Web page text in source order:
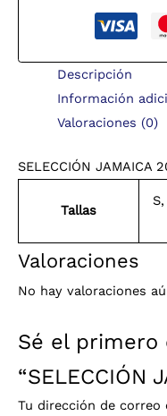
Descripción
Información
Valoraciones (0)
SELECCIÓN JAMAICA
Tallas
Valoraciones
No hay valoraciones
Sé el primero
“SELECCIÓN
Tu dirección de correo